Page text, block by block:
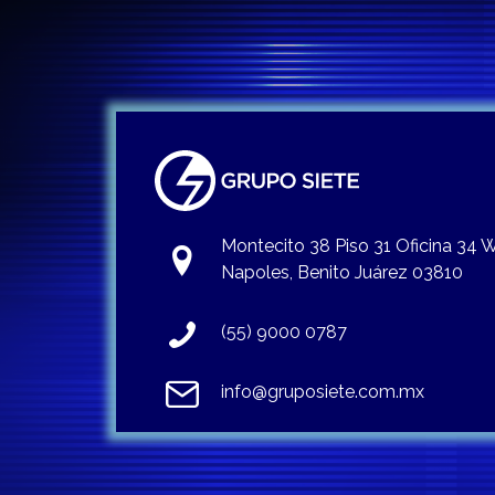
Montecito 38 Piso 31 Oficina 34
Napoles, Benito Juárez 03810
(55) 9000 0787
info@gruposiete.com.mx